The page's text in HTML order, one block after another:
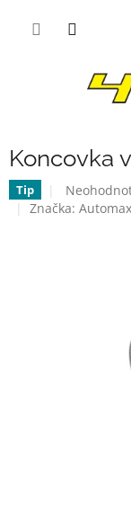
Koncovka
Tip
Priemerné
hodnotenie
Značka: Automax